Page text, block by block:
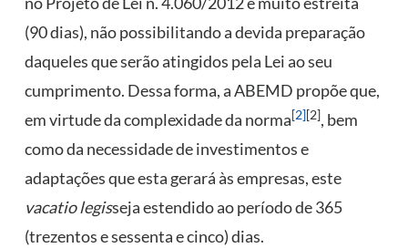
(90 dias), não possibilitando a devida preparação
daqueles que serão atingidos pela Lei ao seu
cumprimento. Dessa forma, a ABEMD propõe que,
em virtude da complexidade da norma[2][2], bem
como da necessidade de investimentos e
adaptações que esta gerará às empresas, este
vacatio legisseja estendido ao período de 365
(trezentos e sessenta e cinco) dias.